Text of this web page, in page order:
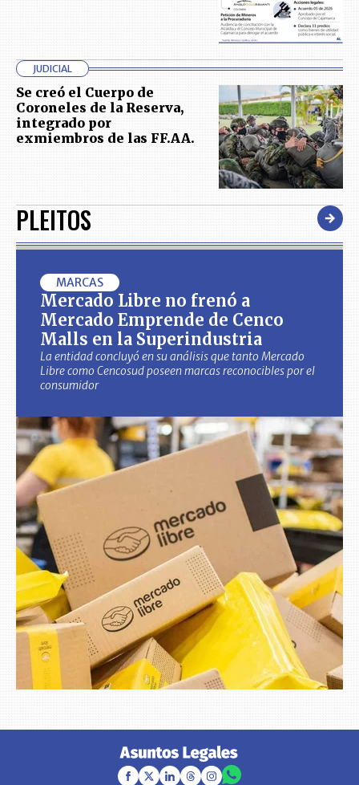
JUDICIAL
Se creó el Cuerpo de
Coroneles de la Reserva,
integrado por
exmiembros de las FF.AA.
PLEITOS
MARCAS
Mercado Libre no frenó a
Mercado Emprende de Cenco
Malls en la Superindustria
La entidad concluyó en su análisis que tanto Mercado
Libre como Cencosud poseen marcas reconocibles por el
consumidor